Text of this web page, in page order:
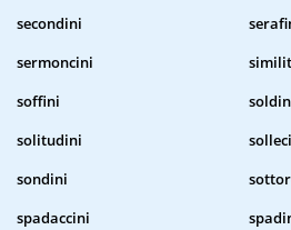
secondini
sermoncini
soffini
solitudini
sondini
spadaccini